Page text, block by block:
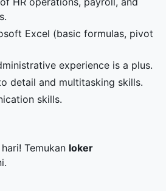
Excel (basic formulas, pivot
experience is a plus.
detail and multitasking skills.
skills.
Temukan loker